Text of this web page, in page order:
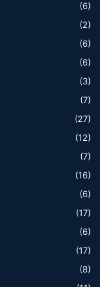
(6)
(2)
(6)
(6)
(3)
(7)
(27)
(12)
(7)
(16)
(6)
(17)
(6)
(17)
(8)